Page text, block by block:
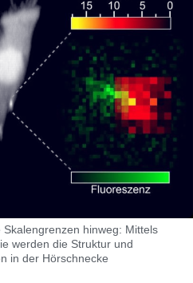
hinweg: Mittels
werden die Struktur und
in der Hörschnecke